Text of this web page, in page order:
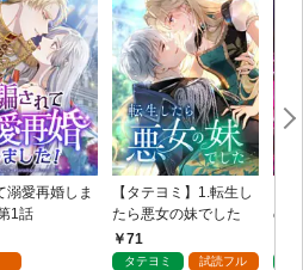
溺愛再婚しま
1話
【タテヨミ】1.転生し
たら悪女の妹でした
71
タテヨミ 試読フル
の